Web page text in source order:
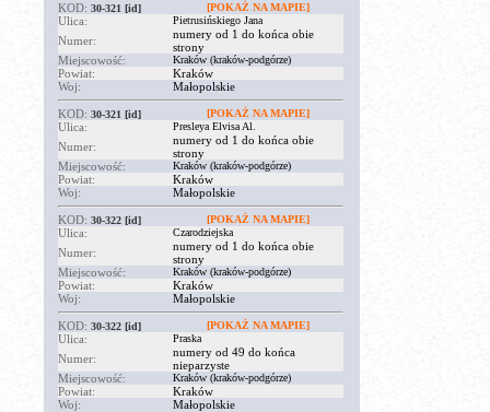
KOD: 30-321 [id] [POKAŻ NA MAPIE]
Ulica: Pietrusińskiego Jana
Numer:
numery od 1 do końca obie
strony
Miejscowość:
Kraków (kraków-podgórze)
Powiat:
Kraków
Woj:
Małopolskie
KOD: 30-321 [id] [POKAŻ NA MAPIE]
Ulica: Presleya Elvisa Al.
Numer:
numery od 1 do końca obie
strony
Miejscowość:
Kraków (kraków-podgórze)
Powiat:
Kraków
Woj:
Małopolskie
KOD: 30-322 [id] [POKAŻ NA MAPIE]
Ulica: Czarodziejska
Numer:
numery od 1 do końca obie
strony
Miejscowość:
Kraków (kraków-podgórze)
Powiat:
Kraków
Woj:
Małopolskie
KOD: 30-322 [id] [POKAŻ NA MAPIE]
Ulica: Praska
Numer:
numery od 49 do końca
nieparzyste
Miejscowość:
Kraków (kraków-podgórze)
Powiat:
Kraków
Woj:
Małopolskie